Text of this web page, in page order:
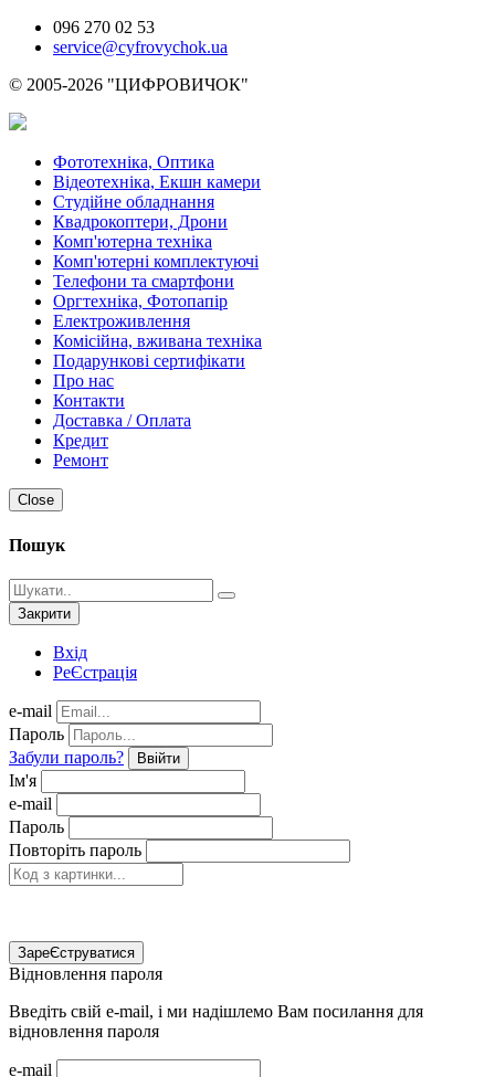
096 270 02 53
service@cyfrovychok.ua
© 2005-2026 "ЦИФРОВИЧОК"
Фототехніка, Оптика
Відеотехніка, Екшн камери
Студійне обладнання
Квадрокоптери, Дрони
Комп'ютерна техніка
Комп'ютерні комплектуючі
Телефони та смартфони
Оргтехніка, Фотопапір
Електроживлення
Комісійна, вживана техніка
Подарункові сертифікати
Про нас
Контакти
Доставка / Оплата
Кредит
Ремонт
Close
Пошук
Закрити
Вхід
РеЄстрація
e-mail
Пароль
Забули пароль?
Ввійти
Ім'я
e-mail
Пароль
Повторіть пароль
ЗареЄструватися
Відновлення пароля
Введіть свій e-mail, і ми надішлемо Вам посилання для
відновлення пароля
e-mail